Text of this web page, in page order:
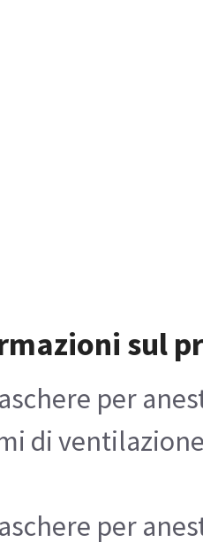
sul
per
di
per